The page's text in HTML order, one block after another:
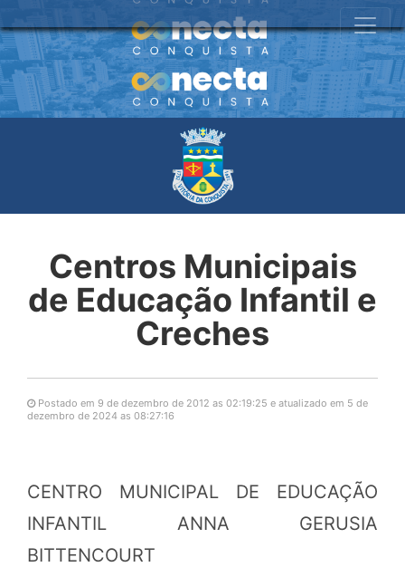
Centros Municipais
de Educação Infantil e
Creches
Postado em 9 de dezembro de 2012 as 02:19:25 e atualizado em 5 de
dezembro de 2024 as 08:27:16
CENTRO MUNICIPAL DE EDUCAÇÃO
INFANTIL ANNA GERUSIA
BITTENCOURT